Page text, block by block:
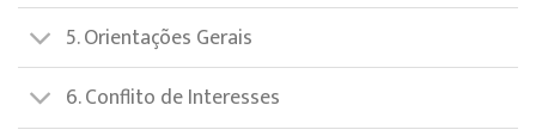
5. Orientações Gerais
6. Conflito de Interesses